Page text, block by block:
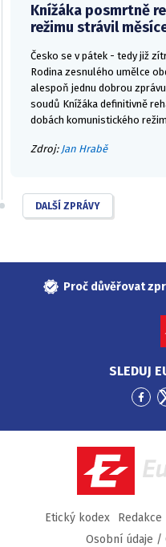
Knížáka posmrtně
režimu strávil
Česko se v pátek - tedy již
Rodina zesnulého umělce
alespoň jednu dobrou
soudů Knížáka definitivně
dobách komunistického
Zdroj: Jan Hrabě
DALŠÍ ZPRÁVY
Proč důvěřovat
SLEDUJ
Etický kodex Redakce
Osobní údaje /